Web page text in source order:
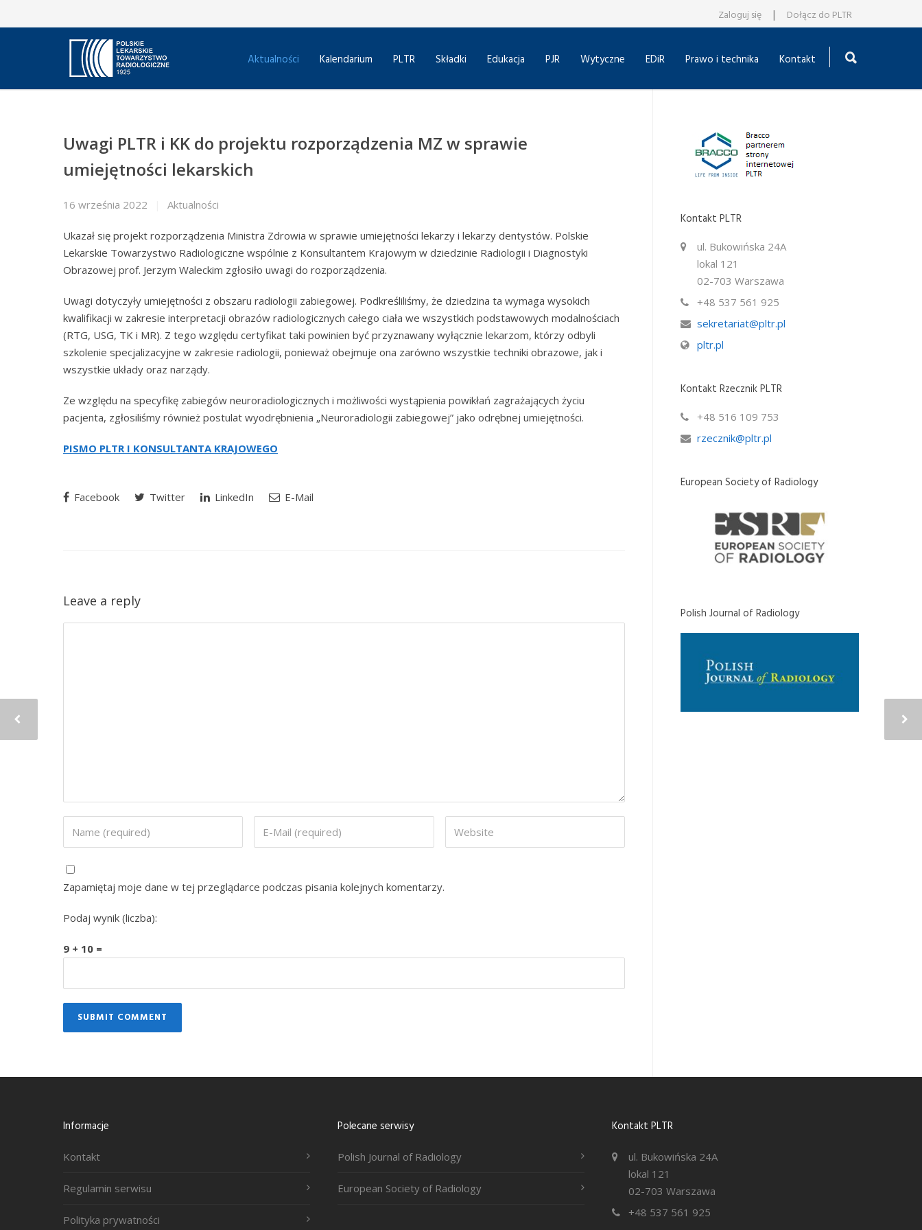
Zaloguj się | Dołącz do PLTR
Aktualności Kalendarium PLTR Składki Edukacja PJR Wytyczne EDiR Prawo i technika Kontakt
Uwagi PLTR i KK do projektu rozporządzenia MZ w sprawie
umiejętności lekarskich
16 września 2022 Aktualności
Ukazał się projekt rozporządzenia Ministra Zdrowia w sprawie umiejętności lekarzy i lekarzy dentystów. Polskie
Lekarskie Towarzystwo Radiologiczne wspólnie z Konsultantem Krajowym w dziedzinie Radiologii i Diagnostyki
Obrazowej prof. Jerzym Waleckim zgłosiło uwagi do rozporządzenia.
Uwagi dotyczyły umiejętności z obszaru radiologii zabiegowej. Podkreśliliśmy, że dziedzina ta wymaga wysokich
kwalifikacji w zakresie interpretacji obrazów radiologicznych całego ciała we wszystkich podstawowych modalnościach
(RTG, USG, TK i MR). Z tego względu certyfikat taki powinien być przyznawany wyłącznie lekarzom, którzy odbyli
szkolenie specjalizacyjne w zakresie radiologii, ponieważ obejmuje ona zarówno wszystkie techniki obrazowe, jak i
wszystkie układy oraz narządy.
Ze względu na specyfikę zabiegów neuroradiologicznych i możliwości wystąpienia powikłań zagrażających życiu
pacjenta, zgłosiliśmy również postulat wyodrębnienia „Neuroradiologii zabiegowej” jako odrębnej umiejętności.
PISMO PLTR I KONSULTANTA KRAJOWEGO
Facebook Twitter LinkedIn E-Mail
Leave a reply
Zapamiętaj moje dane w tej przeglądarce podczas pisania kolejnych komentarzy.
Podaj wynik (liczba):
9 + 10 =
Kontakt PLTR
ul. Bukowińska 24A
lokal 121
02-703 Warszawa
+48 537 561 925
sekretariat@pltr.pl
pltr.pl
Kontakt Rzecznik PLTR
+48 516 109 753
rzecznik@pltr.pl
European Society of Radiology
Polish Journal of Radiology
Informacje
Kontakt
Regulamin serwisu
Polityka prywatności
Polecane serwisy
Polish Journal of Radiology
European Society of Radiology
Kontakt PLTR
ul. Bukowińska 24A
lokal 121
02-703 Warszawa
+48 537 561 925